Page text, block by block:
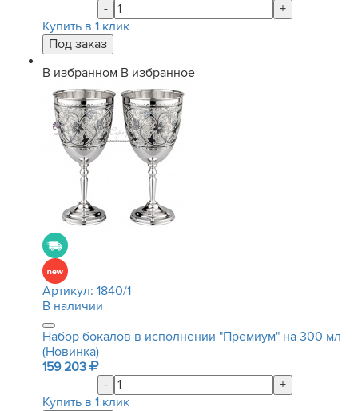
-
+
Купить в 1 клик
В избранном В избранное
Артикул: 1840/1
В наличии
Набор бокалов в исполнении "Премиум" на 300 мл
(Новинка)
159 203
-
+
Купить в 1 клик